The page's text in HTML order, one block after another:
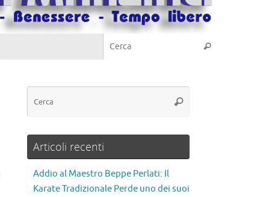
Articoli recenti
Addio al Maestro Beppe Perlati: Il
Karate Tradizionale Perde uno dei suoi